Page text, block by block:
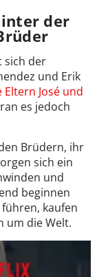
der
sich der
und Erik
José und
es jedoch
Brüdern, ihr
sich ein
und
beginnen
führen, kaufen
um die Welt.